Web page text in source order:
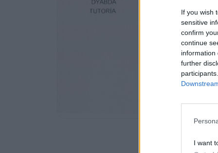
If you wish
sensitive
confirm
continue
information
further
I want